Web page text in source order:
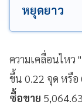
หยุดยาว
ความเคลื่อนไหว "
ขึ้น 0.22 จุด หรือ
ซื้อขาย